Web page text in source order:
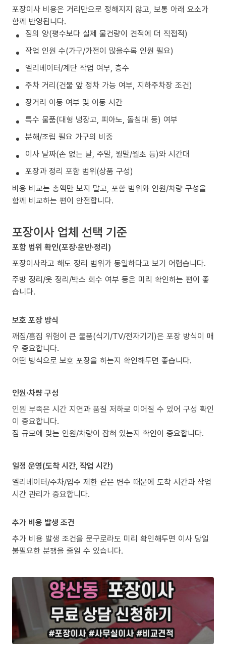
포장이사 비용은 거리만으로 정해지지 않고, 보통 아래 요소가
함께 반영됩니다.
짐의 양(평수보다 실제 물건량이 견적에 더 직접적)
작업 인원 수(가구/가전이 많을수록 인원 필요)
엘리베이터/계단 작업 여부, 층수
주차 거리(건물 앞 정차 가능 여부, 지하주차장 조건)
장거리 이동 여부 및 이동 시간
특수 물품(대형 냉장고, 피아노, 돌침대 등) 여부
분해/조립 필요 가구의 비중
이사 날짜(손 없는 날, 주말, 월말/월초 등)와 시간대
포장과 정리 포함 범위(상품 구성)
비용 비교는 총액만 보지 말고, 포함 범위와 인원/차량 구성을
함께 비교하는 편이 안전합니다.
포장이사 업체 선택 기준
포함 범위 확인(포장·운반·정리)
포장이사라고 해도 정리 범위가 동일하다고 보기 어렵습니다.
주방 정리/옷 정리/박스 회수 여부 등은 미리 확인하는 편이 좋
습니다.
보호 포장 방식
깨짐/흠집 위험이 큰 물품(식기/TV/전자기기)은 포장 방식이 매
우 중요합니다.
어떤 방식으로 보호 포장을 하는지 확인해두면 좋습니다.
인원·차량 구성
인원 부족은 시간 지연과 품질 저하로 이어질 수 있어 구성 확인
이 중요합니다.
짐 규모에 맞는 인원/차량이 잡혀 있는지 확인이 중요합니다.
일정 운영(도착 시간, 작업 시간)
엘리베이터/주차/입주 제한 같은 변수 때문에 도착 시간과 작업
시간 관리가 중요합니다.
추가 비용 발생 조건
추가 비용 발생 조건을 문구로라도 미리 확인해두면 이사 당일
불필요한 분쟁을 줄일 수 있습니다.